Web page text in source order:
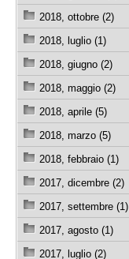
2018, ottobre (2)
2018, luglio (1)
2018, giugno (2)
2018, maggio (2)
2018, aprile (5)
2018, marzo (5)
2018, febbraio (1)
2017, dicembre (2)
2017, settembre (1)
2017, agosto (1)
2017, luglio (2)